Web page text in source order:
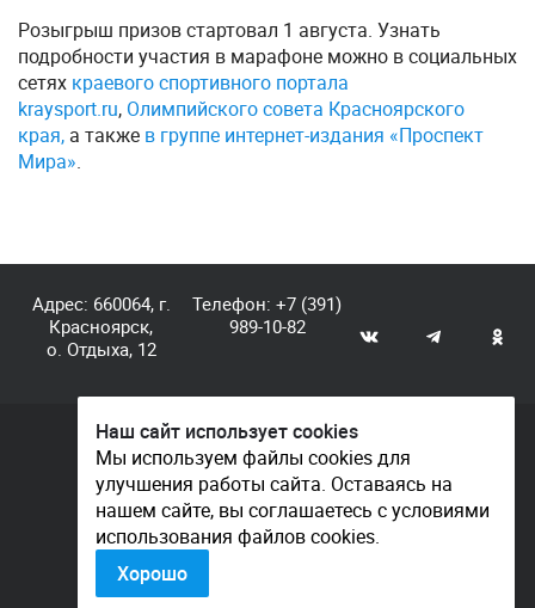
Розыгрыш призов стартовал 1 августа. Узнать
подробности участия в марафоне можно в социальных
сетях краевого спортивного портала
kraysport.ru, Олимпийского совета Красноярского
края, а также в группе интернет-издания «Проспект
Мира».
Адрес: 660064, г.
Красноярск,
о. Отдыха, 12
Телефон:+7 (391)
989-10-82
© КГАУ «Центр спортивной подготовки», 2026
Документы
Политика конфиденциальности
Контакты
Наш сайт использует cookies
Мы используем файлы cookies для
улучшения работы сайта. Оставаясь на
нашем сайте, вы соглашаетесь с условиями
использования файлов cookies.
Хорошо